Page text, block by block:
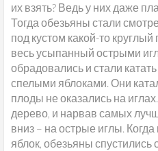
их взять? Ведь у них даже
Тогда обезьяны стали
под кустом какой-то
весь усыпанный острыми
обрадовались и стали
спелыми яблоками. Они
плоды не оказались на
дерево, и нарвав самых
вниз – на острые иглы.
яблок, обезьяны спустились